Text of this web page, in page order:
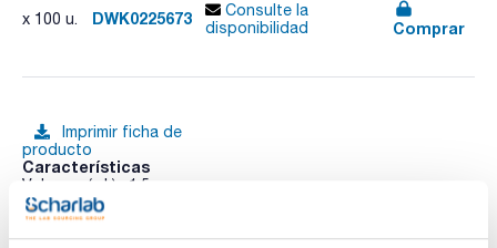
x 100 u. DWK0225673
Consulte la
disponibilidad
Comprar
Imprimir ficha de
producto
Características
Volumen (mL) : 1,5
Color : Transparente
Zona escritura : No
Pack (u.) : 100